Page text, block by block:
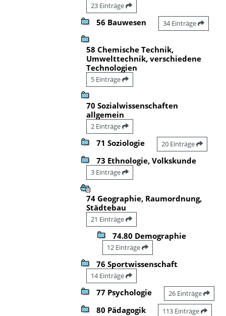
23 Einträge
56 Bauwesen 34 Einträge
58 Chemische Technik,
Umwelttechnik, verschiedene
Technologien
5 Einträge
70 Sozialwissenschaften
allgemein
2 Einträge
71 Soziologie 20 Einträge
73 Ethnologie, Volkskunde
3 Einträge
74 Geographie, Raumordnung,
Städtebau
21 Einträge
74.80 Demographie
12 Einträge
76 Sportwissenschaft
14 Einträge
77 Psychologie 26 Einträge
80 Pädagogik 113 Einträge